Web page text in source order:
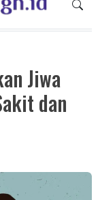
dan
Jiwa
dan